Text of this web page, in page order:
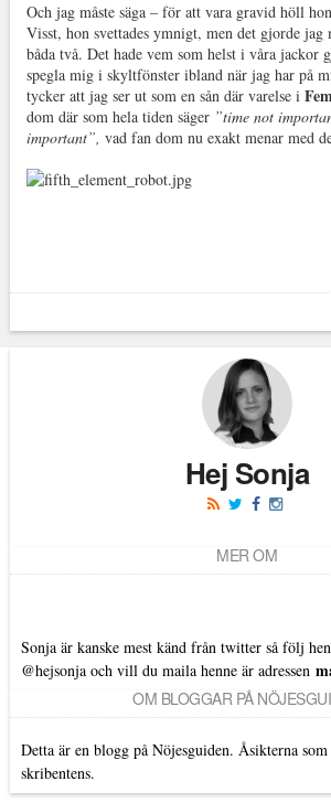
Och jag måste säga – för att vara gravid höll
Visst, hon svettades ymnigt, men det gjorde jag
båda två. Det hade vem som helst i våra jackor
spegla mig i skyltfönster ibland när jag har på
tycker att jag ser ut som en sån där varelse i
dom där som hela tiden säger ”time not
important”, vad fan dom nu exakt menar med
Hej Sonja
MER OM
Sonja är kanske mest känd från twitter så följ
@hejsonjaoch vill du maila henne är adressen
OM BLOGGAR PÅ
Detta är en blogg på Nöjesguiden. Åsikterna
skribentens.